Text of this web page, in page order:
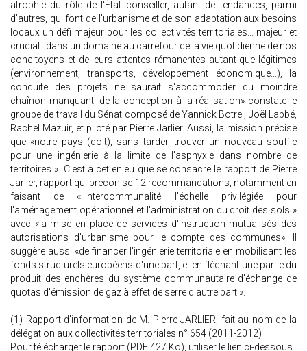
atrophie du rôle de l'État conseiller, autant de tendances, parmi
d'autres, qui font de l'urbanisme et de son adaptation aux besoins
locaux un défi majeur pour les collectivités territoriales... majeur et
crucial : dans un domaine au carrefour de la vie quotidienne de nos
concitoyens et de leurs attentes rémanentes autant que légitimes
(environnement, transports, développement économique...), la
conduite des projets ne saurait s'accommoder du moindre
chaînon manquant, de la conception à la réalisation» constate le
groupe de travail du Sénat composé de Yannick Botrel, Joël Labbé,
Rachel Mazuir, et piloté par Pierre Jarlier. Aussi, la mission précise
que «notre pays (doit), sans tarder, trouver un nouveau souffle
pour une ingénierie à la limite de l'asphyxie dans nombre de
territoires ». C'est à cet enjeu que se consacre le rapport de Pierre
Jarlier, rapport qui préconise 12 recommandations, notamment en
faisant de «l'intercommunalité l'échelle privilégiée pour
l'aménagement opérationnel et l'administration du droit des sols »
avec «la mise en place de services d'instruction mutualisés des
autorisations d'urbanisme pour le compte des communes». Il
suggère aussi «de financer l'ingénierie territoriale en mobilisant les
fonds structurels européens d'une part, et en fléchant une partie du
produit des enchères du système communautaire d'échange de
quotas d'émission de gaz à effet de serre d'autre part ».
(1) Rapport d'information de M. Pierre JARLIER, fait au nom de la
délégation aux collectivités territoriales n° 654 (2011-2012)
Pour télécharger le rapport (PDF 427 Ko), utiliser le lien ci-dessous.